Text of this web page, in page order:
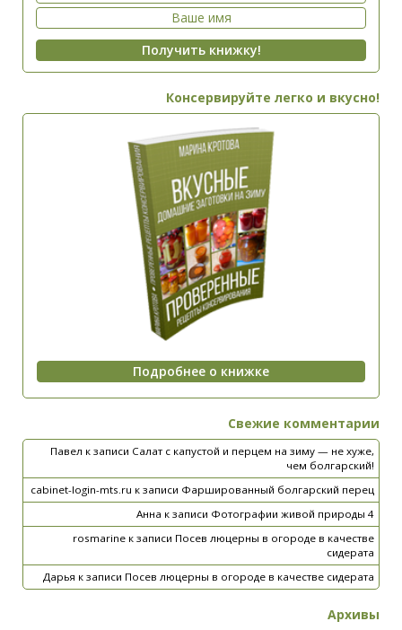
Консервируйте легко и вкусно!
Свежие комментарии
Павел к записи Салат с капустой и перцем на зиму — не хуже,
чем болгарский!
cabinet-login-mts.ru к записи Фаршированный болгарский перец
Анна к записи Фотографии живой природы 4
rosmarine к записи Посев люцерны в огороде в качестве
сидерата
Дарья к записи Посев люцерны в огороде в качестве сидерата
Архивы